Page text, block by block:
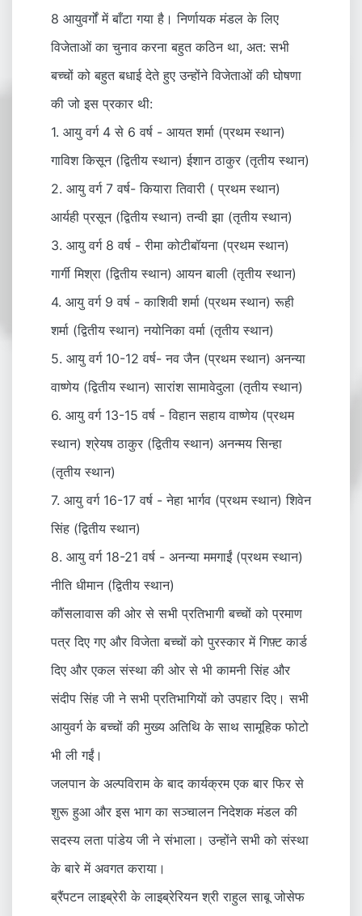
8 आयुवर्गों में बाँटा गया है। निर्णायक मंडल के लिए
विजेताओं का चुनाव करना बहुत कठिन था, अत: सभी
बच्चों को बहुत बधाई देते हुए उन्होंने विजेताओं की घोषणा
की जो इस प्रकार थी:
1. आयु वर्ग 4 से 6 वर्ष - आयत शर्मा (प्रथम स्थान)
गाविश किसून (द्वितीय स्थान) ईशान ठाकुर (तृतीय स्थान)
2. आयु वर्ग 7 वर्ष- कियारा तिवारी ( प्रथम स्थान)
आर्यही प्रसून (द्वितीय स्थान) तन्वी झा (तृतीय स्थान)
3. आयु वर्ग 8 वर्ष - रीमा कोटीबॉयना (प्रथम स्थान)
गार्गी मिश्रा (द्वितीय स्थान) आयन बाली (तृतीय स्थान)
4. आयु वर्ग 9 वर्ष - काशिवी शर्मा (प्रथम स्थान) रूही
शर्मा (द्वितीय स्थान) नयोनिका वर्मा (तृतीय स्थान)
5. आयु वर्ग 10-12 वर्ष- नव जैन (प्रथम स्थान) अनन्या
वाष्णेय (द्वितीय स्थान) सारांश सामावेदुला (तृतीय स्थान)
6. आयु वर्ग 13-15 वर्ष - विहान सहाय वाष्णेय (प्रथम
स्थान) श्रेयष ठाकुर (द्वितीय स्थान) अनन्मय सिन्हा
(तृतीय स्थान)
7. आयु वर्ग 16-17 वर्ष - नेहा भार्गव (प्रथम स्थान) शिवेन
सिंह (द्वितीय स्थान)
8. आयु वर्ग 18-21 वर्ष - अनन्या ममगाईं (प्रथम स्थान)
नीति धीमान (द्वितीय स्थान)
कौंसलावास की ओर से सभी प्रतिभागी बच्चों को प्रमाण
पत्र दिए गए और विजेता बच्चों को पुरस्कार में गिफ़्ट कार्ड
दिए और एकल संस्था की ओर से भी कामनी सिंह और
संदीप सिंह जी ने सभी प्रतिभागियों को उपहार दिए। सभी
आयुवर्ग के बच्चों की मुख्य अतिथि के साथ सामूहिक फोटो
भी ली गईं।
जलपान के अल्पविराम के बाद कार्यक्रम एक बार फिर से
शुरू हुआ और इस भाग का सञ्चालन निदेशक मंडल की
सदस्य लता पांडेय जी ने संभाला। उन्होंने सभी को संस्था
के बारे में अवगत कराया।
ब्रैंपटन लाइब्रेरी के लाइब्रेरियन श्री राहुल साबू जोसेफ